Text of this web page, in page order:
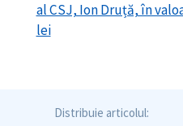
al CSJ, Ion Druță, în
lei
Distribuie articolul: